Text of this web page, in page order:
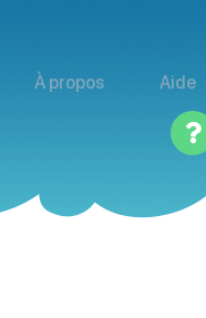
À propos Aide